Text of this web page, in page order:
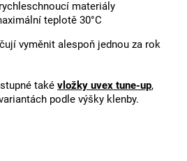
materiály
teplotě 30°C
vyměnit alespoň jednou za rok
také vložky uvex tune-up,
podle výšky klenby.